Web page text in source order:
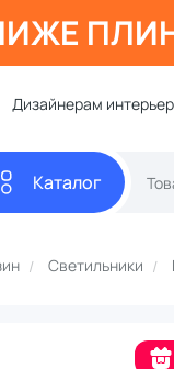
Дизайнерам
Каталог
Светильники